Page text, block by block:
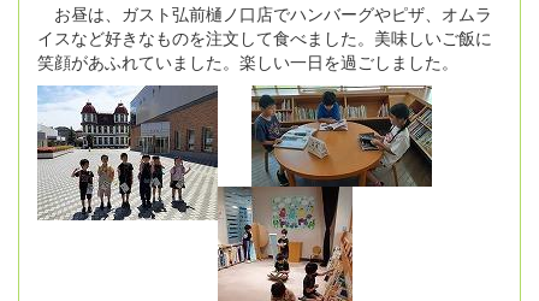
お昼は、ガスト弘前樋ノ口店でハンバーグやピザ、オムラ
イスなど好きなものを注文して食べました。美味しいご飯に
笑顔があふれていました。楽しい一日を過ごしました。